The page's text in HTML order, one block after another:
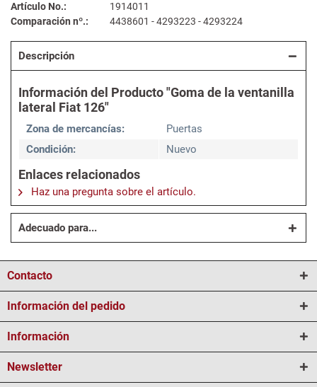
Artículo No.:
1914011
Comparación nº.:
4438601 - 4293223 - 4293224
Descripción
Información del Producto "Goma de la ventanilla
lateral Fiat 126"
Zona de mercancías:
Puertas
Condición:
Nuevo
Enlaces relacionados
Haz una pregunta sobre el artículo.
Adecuado para...
Contacto
Información del pedido
Información
Newsletter